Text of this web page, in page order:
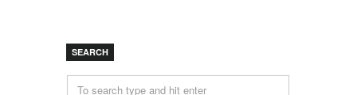
SEARCH